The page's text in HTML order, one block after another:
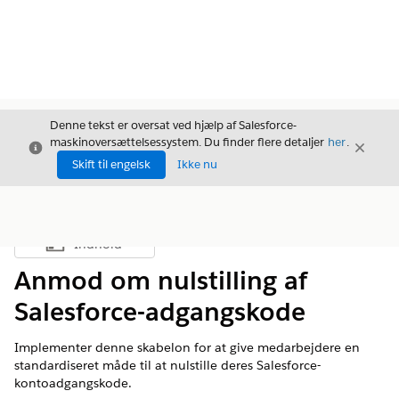
Luk
Denne tekst er oversat ved hjælp af Salesforce-
maskinoversættelsessystem. Du finder flere detaljer her.
Skift til engelsk
Ikke nu
Luk
Vis indholdsfortegnelse
Indhold
Anmod om nulstilling af
Salesforce-adgangskode
Implementer denne skabelon for at give medarbejdere en
standardiseret måde til at nulstille deres Salesforce-
kontoadgangskode.